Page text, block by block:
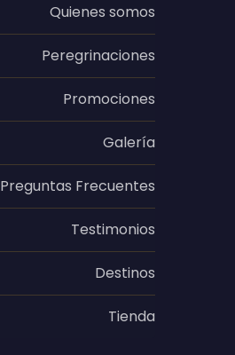
Quienes somos
Peregrinaciones
Promociones
Galería
Preguntas Frecuentes
Testimonios
Destinos
Tienda